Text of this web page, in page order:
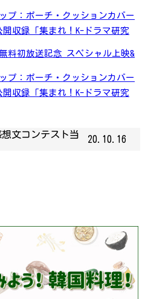
プ：ポーチ・クッションカバー
開収録「集まれ！K-ドラマ研究
料初放送記念 スペシャル上映&
プ：ポーチ・クッションカバー
開収録「集まれ！K-ドラマ研究
文コンテスト当
20.10.16